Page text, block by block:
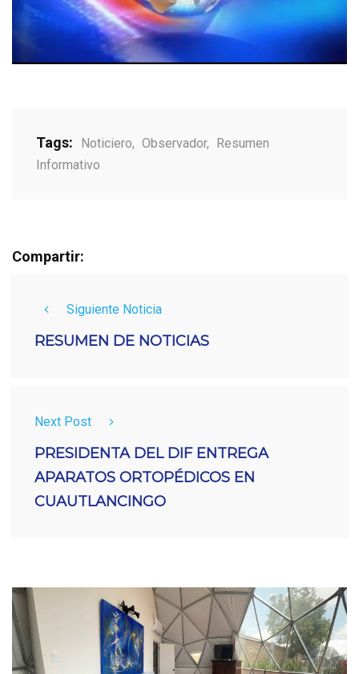
Tags: Noticiero, Observador, Resumen
Informativo
Compartir:
Siguiente Noticia
RESUMEN DE NOTICIAS
Next Post
PRESIDENTA DEL DIF ENTREGA
APARATOS ORTOPÉDICOS EN
CUAUTLANCINGO